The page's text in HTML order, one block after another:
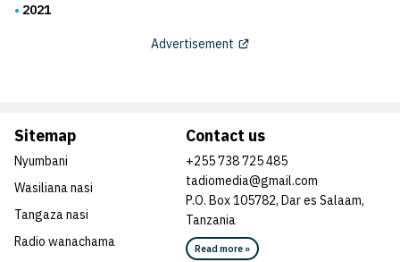
2021
Advertisement
Sitemap
Nyumbani
Wasiliana nasi
Tangaza nasi
Radio wanachama
Contact us
+255 738 725 485
tadiomedia@gmail.com
P.O. Box 105782, Dar es Salaam,
Tanzania
Read more »